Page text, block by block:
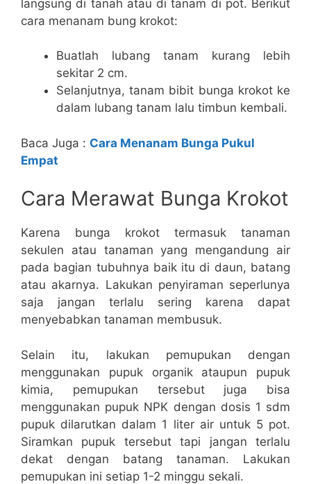
langsung di tanah atau di tanam di pot. Berikut
cara menanam bung krokot:
Buatlah lubang tanam kurang lebih
sekitar 2 cm.
Selanjutnya, tanam bibit bunga krokot ke
dalam lubang tanam lalu timbun kembali.
Baca Juga : Cara Menanam Bunga Pukul
Empat
Cara Merawat Bunga Krokot
Karena bunga krokot termasuk tanaman
sekulen atau tanaman yang mengandung air
pada bagian tubuhnya baik itu di daun, batang
atau akarnya. Lakukan penyiraman seperlunya
saja jangan terlalu sering karena dapat
menyebabkan tanaman membusuk.
Selain itu, lakukan pemupukan dengan
menggunakan pupuk organik ataupun pupuk
kimia, pemupukan tersebut juga bisa
menggunakan pupuk NPK dengan dosis 1 sdm
pupuk dilarutkan dalam 1 liter air untuk 5 pot.
Siramkan pupuk tersebut tapi jangan terlalu
dekat dengan batang tanaman. Lakukan
pemupukan ini setiap 1-2 minggu sekali.